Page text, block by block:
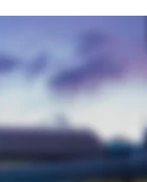
ziehen lassen.
stärken Sie
voller Wellness und
in die Hellweg-Sole-